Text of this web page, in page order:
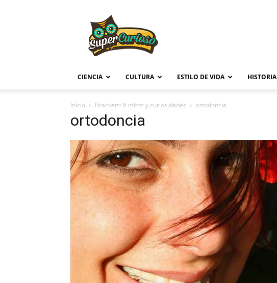
CIENCIA CULTURA ESTILO DE VIDA HISTORIA
Inicio Brackets: 8 mitos y curiosidades ortodoncia
ortodoncia